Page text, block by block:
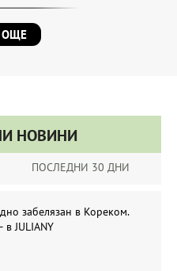
НОВИНИ
ПОСЛЕДНИ 30 ДНИ
забелязан в Кореком.
в JULIANY